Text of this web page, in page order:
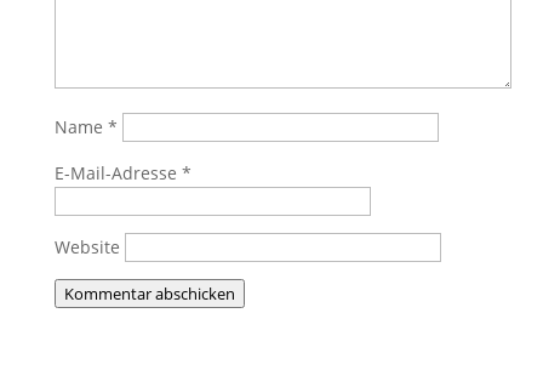
Name *
E-Mail-Adresse *
Website
Kommentar abschicken